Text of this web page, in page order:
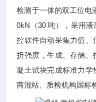
检测于一体的双工位电
0kN（30 吨），采用
控软件自动采集力值
折强度，生成、存储、
凝土试块完成标准力学
商混站、质检机构国标